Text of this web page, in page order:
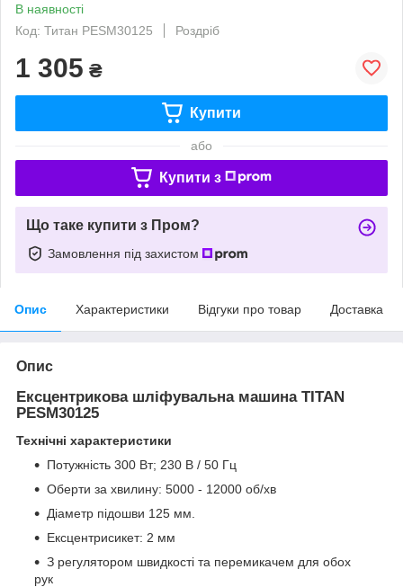
В наявності
Код: Титан PESM30125
Роздріб
1 305 ₴
Купити
або
Купити з
Що таке купити з Пром?
Замовлення під захистом
Опис Характеристики Відгуки про товар Доставка
Опис
Ексцентрикова шліфувальна машина TITAN
PESM30125
Технічні характеристики
Потужність 300 Вт; 230 В / 50 Гц
Оберти за хвилину: 5000 - 12000 об/хв
Діаметр підошви 125 мм.
Ексцентрисикет: 2 мм
З регулятором швидкості та перемикачем для обох
рук